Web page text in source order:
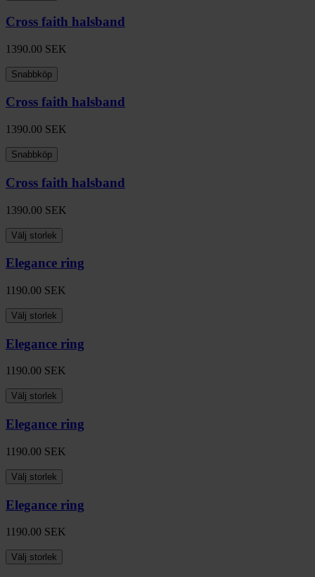
Cross faith halsband
1390.00 SEK
Snabbköp
Cross faith halsband
1390.00 SEK
Snabbköp
Cross faith halsband
1390.00 SEK
Välj storlek
Elegance ring
1190.00 SEK
Välj storlek
Elegance ring
1190.00 SEK
Välj storlek
Elegance ring
1190.00 SEK
Välj storlek
Elegance ring
1190.00 SEK
Välj storlek